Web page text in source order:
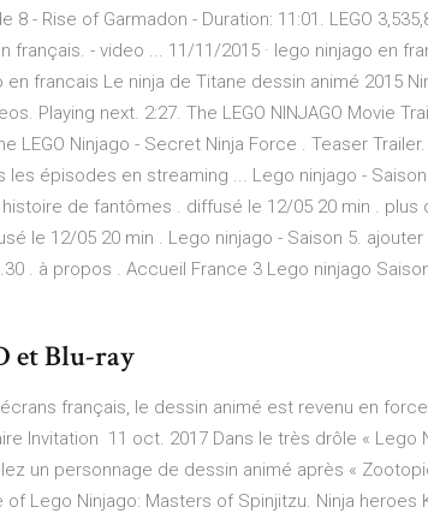
8 - Rise of Garmadon - Duration: 11:01. LEGO
français. - video ... 11/11/2015 · lego ninjago en
francais Le ninja de Titane dessin animé 2015
Playing next. 2:27. The LEGO NINJAGO Movie
LEGO Ninjago - Secret Ninja Force . Teaser
les épisodes en streaming ... Lego ninjago -
de fantômes . diffusé le 12/05 20 min . plus
le 12/05 20 min . Lego ninjago - Saison 5.
. à propos . Accueil France 3 Lego ninjago
et Blu-ray
français, le dessin animé est revenu en force
Invitation 11 oct. 2017 Dans le très drôle « Lego
un personnage de dessin animé après «
Lego Ninjago: Masters of Spinjitzu. Ninja heroes